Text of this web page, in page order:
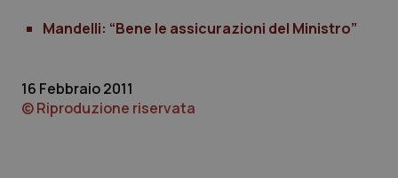
Toscana
Obesità
Mandelli: “Bene le assicurazioni del Ministro”
16 Febbraio 2011
© Riproduzione riservata